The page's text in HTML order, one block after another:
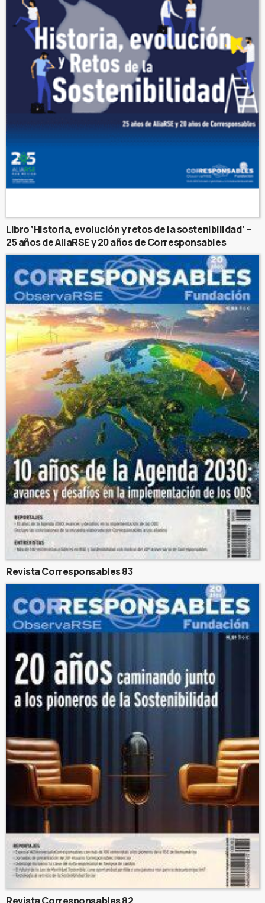
Libro ‘Historia, evolución y retos de la sostenibilidad’ –
25 años de AliaRSE y 20 años de Corresponsables
Revista Corresponsables 83